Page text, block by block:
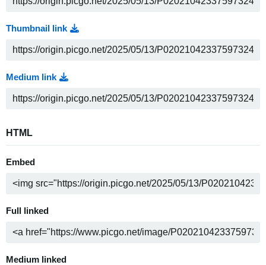
Thumbnail link
Medium link
HTML
Embed
Full linked
Medium linked